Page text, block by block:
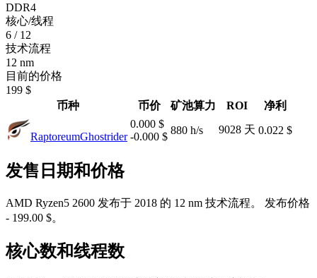
DDR4
核心/线程
6 / 12
技术流程
12 nm
目前的价格
199 $
币种
币价 矿池算力 ROI 净利
RaptoreumGhostrider
0.000 $
-0.000 $
880 h/s 9028 天 0.022 $
发售日期和价格
AMD Ryzen5 2600 发布于 2018 的 12 nm 技术流程。 发布价格
- 199.00 $。
核心数和线程数